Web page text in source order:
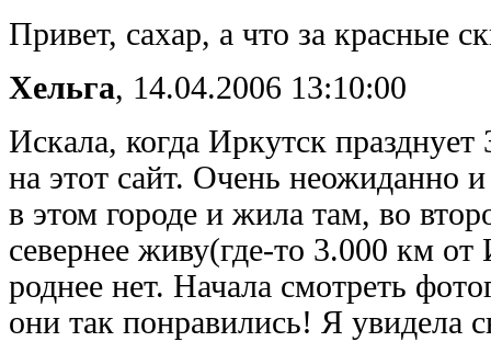
Привет, сахар, а что за красные
Хельга, 14.04.2006 13:10:00
Искала, когда Иркутск празднует
на этот сайт. Очень неожиданно
в этом городе и жила там, во
севернее живу(где-то 3.000 км
роднее нет. Начала смотреть
они так понравились! Я увидела